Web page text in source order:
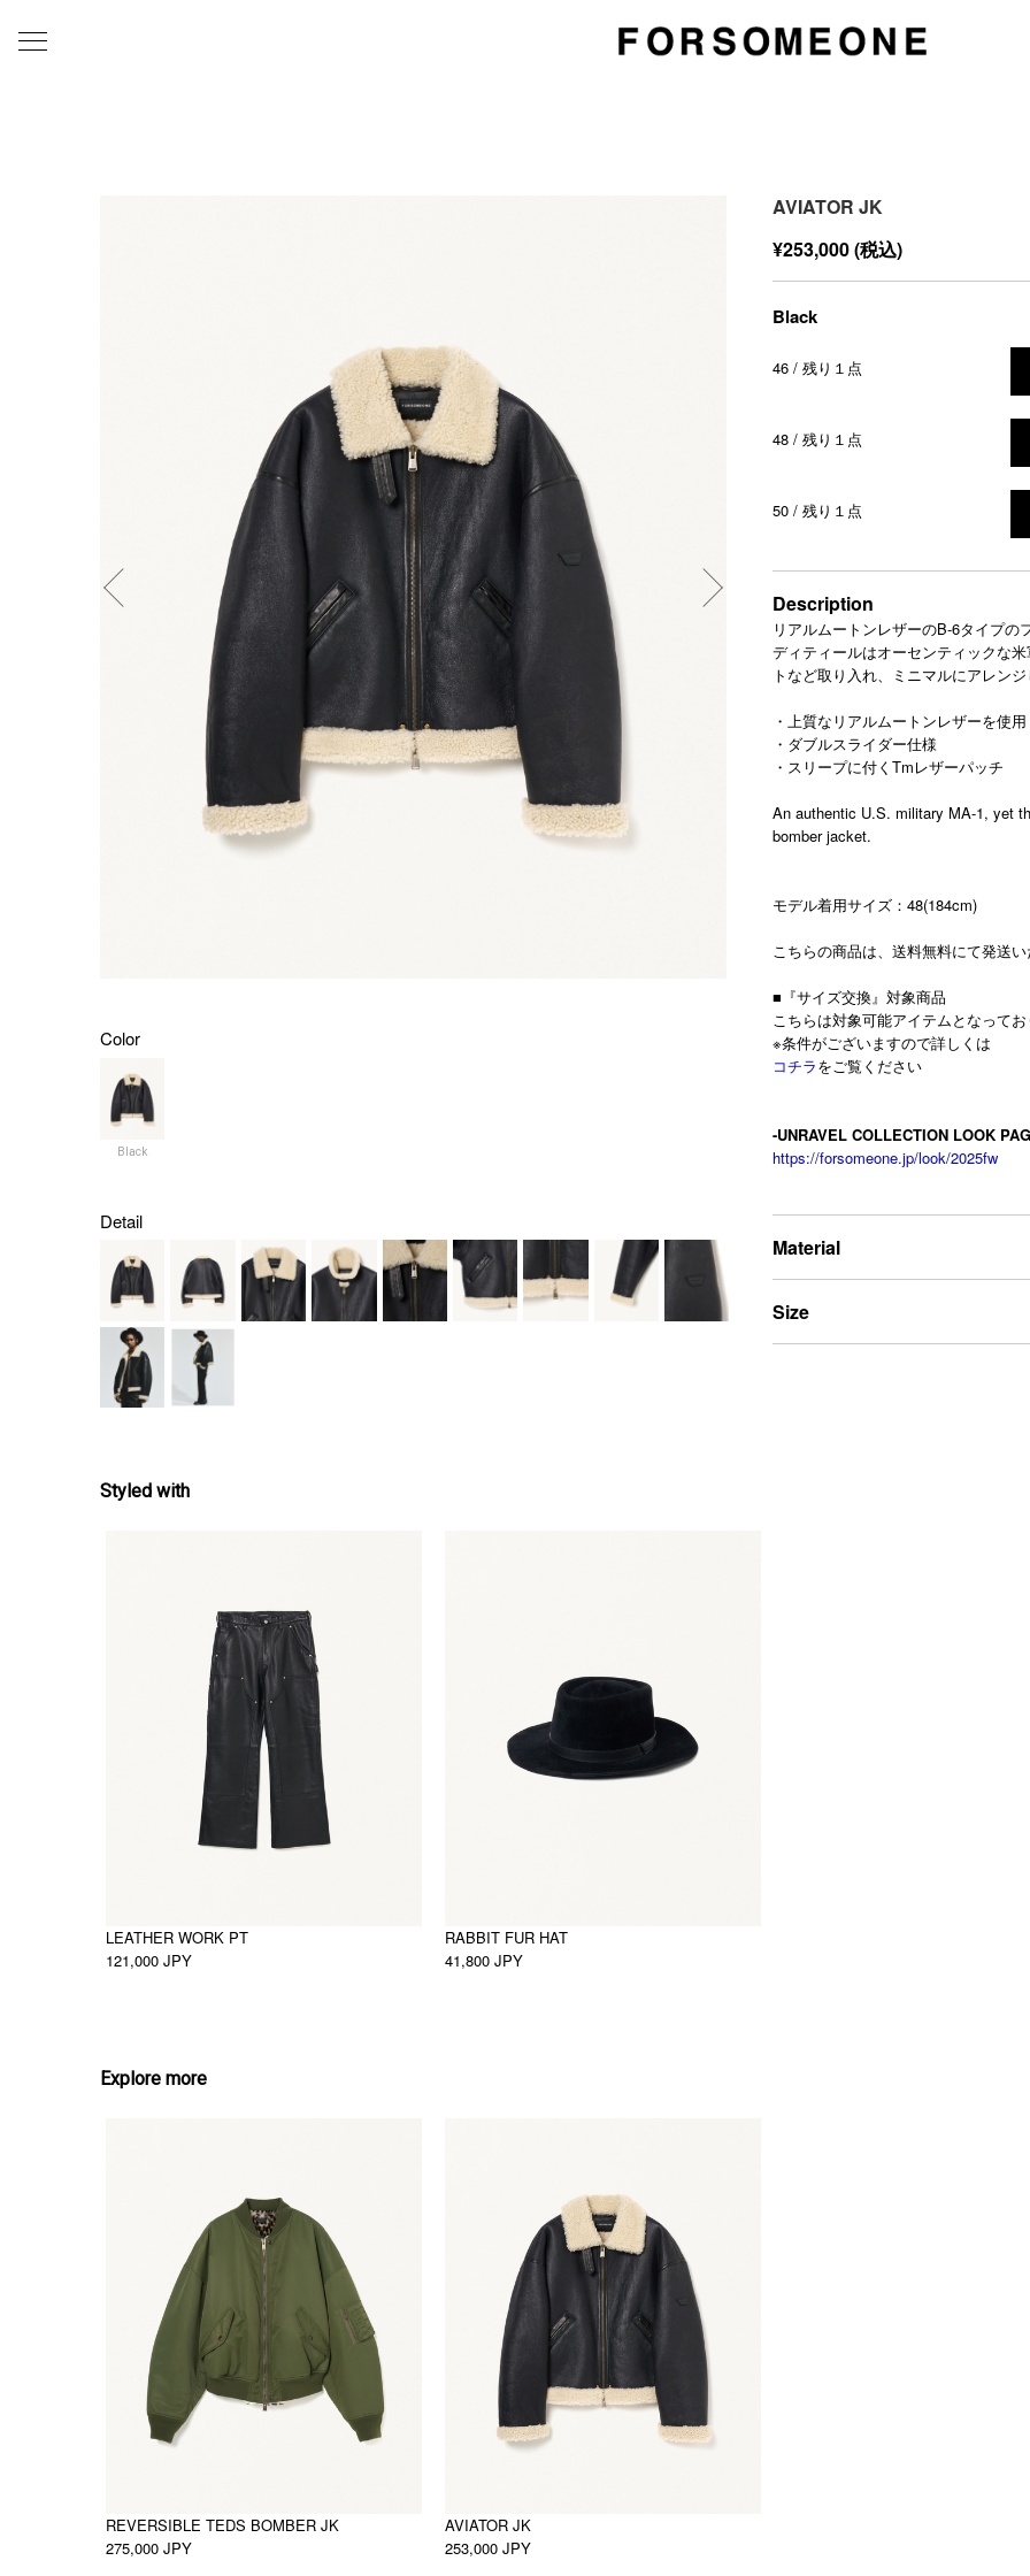
Color
Black
Detail
AVIATOR JK
¥253,000(税込)
Black
46 / 残り１点
48 / 残り１点
50 / 残り１点
Description
リアルムートンレザーのB-6タイプの
ディティールはオーセンティックな
トなど取り入れ、ミニマルにアレン
・上質なリアルムートンレザーを使用
・ダブルスライダー仕様
・スリープに付くTmレザーパッチ
An authentic U.S. military MA-1, yet
bomber jacket.
モデル着用サイズ：48(184cm)
こちらの商品は、送料無料にて発送
■『サイズ交換』対象商品
こちらは対象可能アイテムとなって
※条件がございますので詳しくは
コチラをご覧ください
-UNRAVEL COLLECTION LOOK
https://forsomeone.jp/look/2025fw
Material
Size
Styled with
LEATHER WORK PT
121,000 JPY
RABBIT FUR HAT
41,800 JPY
Explore more
REVERSIBLE TEDS BOMBER JK
275,000 JPY
AVIATOR JK
253,000 JPY